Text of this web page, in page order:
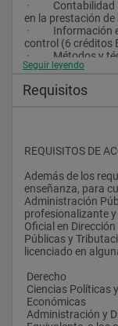
candidatos, el
actuales
quienes aspiren a
especializada de
en la prestación de
control (6 créditos
(6 créditos ECTS)
·          Gestión pública (5 créditos ECTS) ·          Recursos
humanos de las
·          Diseño y evaluación de políticas públicas ( 5 créditos
ECTS) ·
·          La Hacienda Pública descentralizada y su financiación
(5 créditos ECTS)
·          Métodos y técnicas cuantitativas de investigación social
(6 créditos ECTS)
·          La investigación en las ciencias sociales: aspectos
filosóficos y
Asignaturas
optativas
Seguir leyendo
Requisitos
REQUISITOS DE
Además de los
enseñanza, para
Administración
profesionalizante
Oficial en
Públicas y
licenciado en
Derecho
Ciencias Políticas
Económicas
Administración y